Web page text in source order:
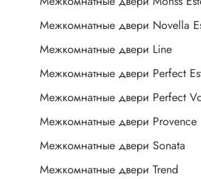
Межкомнатные двери Novella
Межкомнатные двери Line
Межкомнатные двери Perfect
Межкомнатные двери Perfect
Межкомнатные двери Provence
Межкомнатные двери Sonata
Межкомнатные двери Trend